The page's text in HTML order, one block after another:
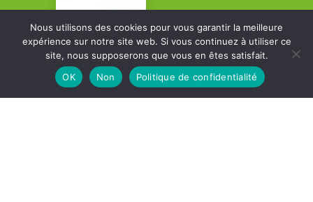
Nous utilisons des cookies pour vous garantir la meilleure
expérience sur notre site web. Si vous continuez à utiliser ce
site, nous supposerons que vous en êtes satisfait.
OK
Non Politique de confidentialité